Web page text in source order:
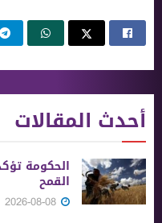
أحدث المقالات
الحكومة
القمح